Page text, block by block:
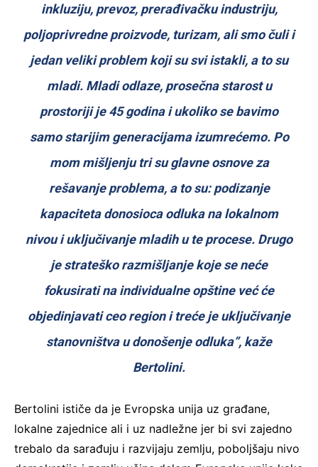
inkluziju, prevoz, prerađivačku industriju,
poljoprivredne proizvode, turizam, ali smo čuli i
jedan veliki problem koji su svi istakli, a to su
mladi. Mladi odlaze, prosečna starost u
prostoriji je 45 godina i ukoliko se bavimo
samo starijim generacijama izumrećemo. Po
mom mišljenju tri su glavne osnove za
rešavanje problema, a to su: podizanje
kapaciteta donosioca odluka na lokalnom
nivou i uključivanje mladih u te procese. Drugo
je strateško razmišljanje koje se neće
fokusirati na individualne opštine već će
objedinjavati ceo region i treće je uključivanje
stanovništva u donošenje odluka”, kaže
Bertolini.
Bertolini ističe da je Evropska unija uz građane,
lokalne zajednice ali i uz nadležne jer bi svi zajedno
trebalo da sarađuju i razvijaju zemlju, poboljšaju nivo